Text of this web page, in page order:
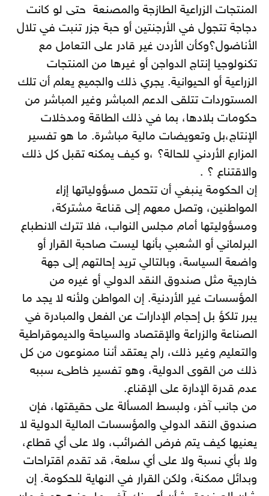
المنتجات الزراعية الطازجة والمصنعة حتى لو كانت
دجاجة تتجول في الأرجنتين أو حبة جزر تنبت في تلال
الأناضول؟وكأن الأردن غير قادر على التعامل مع
تكنولوجيا إنتاج الدواجن أو غيرها من المنتجات
الزراعية أو الحيوانية. يجري ذلك والجميع يعلم أن تلك
المستوردات تتلقى الدعم المباشر وغير المباشر من
حكومات بلادها، بما في ذلك الطاقة ومدخلات
الإنتاج،بل وتعويضات مالية مباشرة. ما هو تفسير
المزارع الأردني للحالة؟ ،و كيف يمكنه تقبل كل ذلك
والاقتناع ؟ .
إن الحكومة ينبغي أن تتحمل مسؤولياتها إزاء
المواطنين، وتصل معهم إلى قناعة مشتركة،
ومسؤوليتها أمام مجلس النواب، فلا تترك الانطباع
البرلماني أو الشعبي بأنها ليست صاحبة القرار أو
واضعة السياسة، وبالتالي تريد إحالتهم إلى جهة
خارجية مثل صندوق النقد الدولي أو غيره من
المؤسسات غير الأردنية. إن المواطن ولأنه لا يجد ما
يبرر تلكؤ بل إحجام الإدارات عن الفعل والمبادرة في
الصناعة والزراعة والإقتصاد والسياحة والديموقراطية
والتعليم وغير ذلك، راح يعتقد أننا ممنوعون من كل
ذلك من القوى الدولية، وهو تفسير خاطىء سببه
عدم قدرة الإدارة على الإقناع.
من جانب آخر، ولبسط المسألة على حقيقتها، فإن
صندوق النقد الدولي والمؤسسات المالية الدولية لا
يعنيها كيف يتم فرض الضرائب، ولا على أي قطاع،
ولا بأي نسبة ولا على أي سلعة، قد تقدم اقتراحات
وبدائل ممكنة، ولكن القرار في النهاية للحكومة. إن